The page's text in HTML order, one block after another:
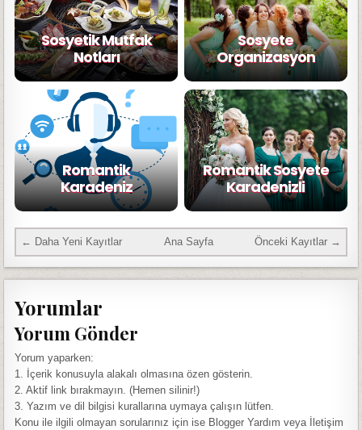
Sosyetik Mutfak
Notları
Sosyete
Organizasyon
Romantik
Karadeniz
Romantik Sosyete
Karadenizli
← Daha Yeni Kayıtlar Önceki Kayıtlar →
Ana Sayfa
Yorumlar
Yorum Gönder
Yorum yaparken:
1. İçerik konusuyla alakalı olmasına özen gösterin.
2. Aktif link bırakmayın. (Hemen silinir!)
3. Yazım ve dil bilgisi kurallarına uymaya çalışın lütfen.
Konu ile ilgili olmayan sorularınız için ise Blogger Yardım veya İletişim